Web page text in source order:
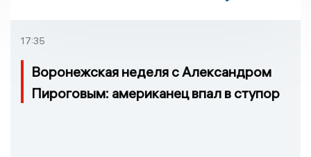
17:35
Воронежская неделя с Александром
Пироговым: американец впал в ступор